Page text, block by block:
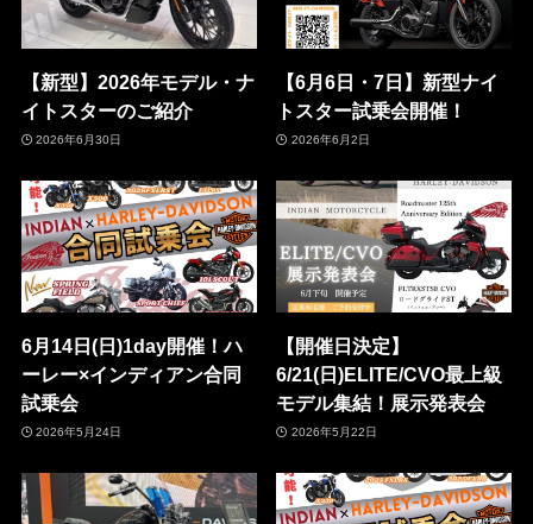
【新型】2026年モデル・ナ
イトスターのご紹介
2026年6月30日
【6月6日・7日】新型ナイ
トスター試乗会開催！
2026年6月2日
6月14日(日)1day開催！ハ
ーレー×インディアン合同
試乗会
2026年5月24日
【開催日決定】
6/21(日)ELITE/CVO最上級
モデル集結！展示発表会
2026年5月22日